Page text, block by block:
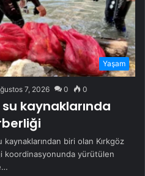
Yaşam
7, 2026 0 0
kaynaklarında
kaynaklarından biri olan Kırkgöz
koordinasyonunda yürütülen